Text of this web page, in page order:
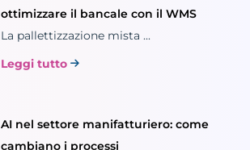
ottimizzare il bancale con il WMS
La pallettizzazione mista ...
Leggi tutto
AI nel settore manifatturiero: come
cambiano i processi